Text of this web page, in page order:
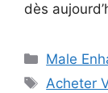
dès
Male
Tags
Acheter